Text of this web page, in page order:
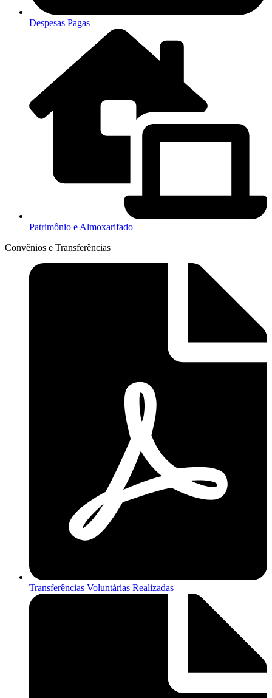
Despesas Pagas
Patrimônio e Almoxarifado
Convênios e Transferências
Transferências Voluntárias Realizadas